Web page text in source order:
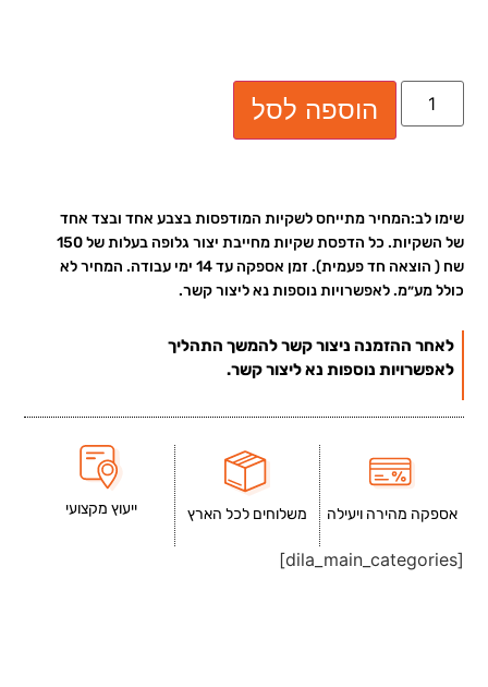
הוספה לסל
שימו לב:המחיר מתייחס לשקיות המודפסות בצבע אחד ובצד אחד
של השקיות. כל הדפסת שקיות מחייבת יצור גלופה בעלות של 150
שח ( הוצאה חד פעמית). זמן אספקה עד 14 ימי עבודה. המחיר לא
כולל מע״מ. לאפשרויות נוספות נא ליצור קשר.
לאחר ההזמנה ניצור קשר להמשך התהליך
לאפשרויות נוספות נא ליצור קשר.
אספקה מהירה ויעילה משלוחים לכל הארץ ייעוץ מקצועי
[dila_main_categories]